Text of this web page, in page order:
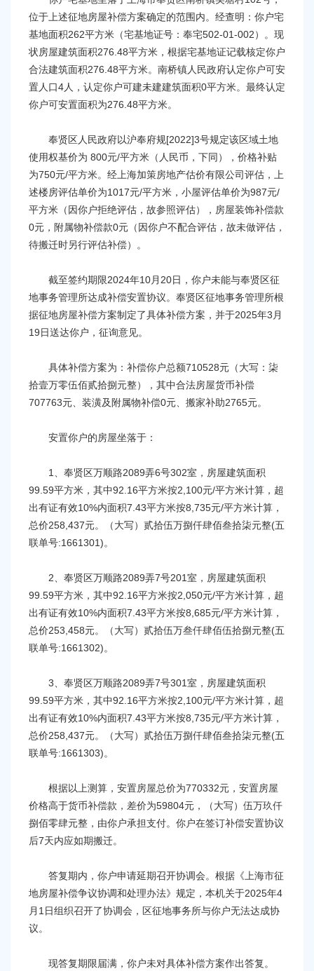
位于上述征地房屋补偿方案确定的范围内。经查明：你户宅
基地面积262平方米（宅基地证号：奉宅502-01-002）。现
状房屋建筑面积276.48平方米，根据宅基地证记载核定你户
合法建筑面积276.48平方米。南桥镇人民政府认定你户可安
置人口4人，认定你户可建未建建筑面积0平方米。最终认定
你户可安置面积为276.48平方米。
奉贤区人民政府以沪奉府规[2022]3号规定该区域土地
使用权基价为 800元/平方米（人民币，下同），价格补贴
为750元/平方米。经上海加策房地产估价有限公司评估，上
述楼房评估单价为1017元/平方米，小屋评估单价为987元/
平方米（因你户拒绝评估，故参照评估），房屋装饰补偿款
0元，附属物补偿款0元（因你户不配合评估，故未做评估，
待搬迁时另行评估补偿）。
截至签约期限2024年10月20日，你户未能与奉贤区征
地事务管理所达成补偿安置协议。奉贤区征地事务管理所根
据征地房屋补偿方案制定了具体补偿方案，并于2025年3月
19日送达你户，征询意见。
具体补偿方案为：补偿你户总额710528元（大写：柒
拾壹万零伍佰贰拾捌元整），其中合法房屋货币补偿
707763元、装潢及附属物补偿0元、搬家补助2765元。
安置你户的房屋坐落于：
1、奉贤区万顺路2089弄6号302室，房屋建筑面积
99.59平方米，其中92.16平方米按2,100元/平方米计算，超
出有证有效10%内面积7.43平方米按8,735元/平方米计算，
总价258,437元。（大写）贰拾伍万捌仟肆佰叁拾柒元整(五
联单号:1661301)。
2、奉贤区万顺路2089弄7号201室，房屋建筑面积
99.59平方米，其中92.16平方米按2,050元/平方米计算，超
出有证有效10%内面积7.43平方米按8,685元/平方米计算，
总价253,458元。（大写）贰拾伍万叁仟肆佰伍拾捌元整(五
联单号:1661302)。
3、奉贤区万顺路2089弄7号301室，房屋建筑面积
99.59平方米，其中92.16平方米按2,100元/平方米计算，超
出有证有效10%内面积7.43平方米按8,735元/平方米计算，
总价258,437元。（大写）贰拾伍万捌仟肆佰叁拾柒元整(五
联单号:1661303)。
根据以上测算，安置房屋总价为770332元，安置房屋
价格高于货币补偿款，差价为59804元，（大写）伍万玖仟
捌佰零肆元整，由你户承担支付。你户在签订补偿安置协议
后7天内应如期搬迁。
答复期内，你户申请延期召开协调会。根据《上海市征
地房屋补偿争议协调和处理办法》规定，本机关于2025年4
月1日组织召开了协调会，区征地事务所与你户无法达成协
议。
现答复期限届满，你户未对具体补偿方案作出答复。